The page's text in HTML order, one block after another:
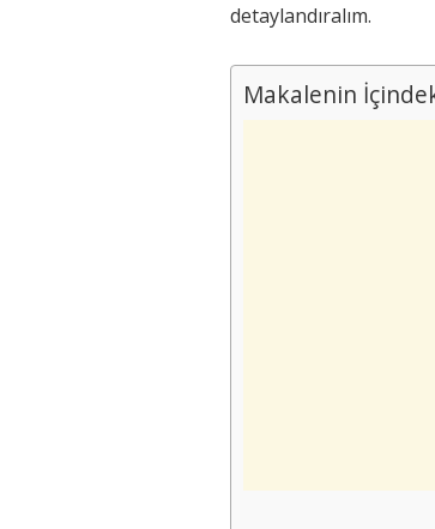
detaylandıralım.
Makalenin